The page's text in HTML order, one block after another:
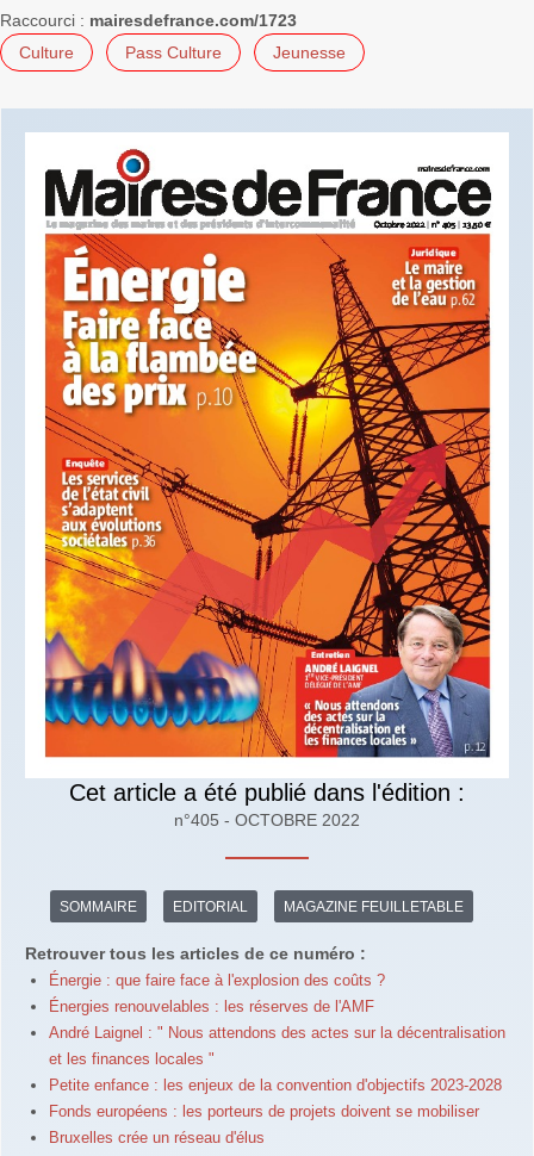
Raccourci : mairesdefrance.com/1723
Culture
Pass Culture Jeunesse
Cet article a été publié dans l'édition :
n°405 - OCTOBRE 2022
SOMMAIRE EDITORIAL MAGAZINE FEUILLETABLE
Retrouver tous les articles de ce numéro :
Énergie : que faire face à l'explosion des coûts ?
Énergies renouvelables : les réserves de l'AMF
André Laignel : " Nous attendons des actes sur la décentralisation
et les finances locales "
Petite enfance : les enjeux de la convention d'objectifs 2023-2028
Fonds européens : les porteurs de projets doivent se mobiliser
Bruxelles crée un réseau d'élus